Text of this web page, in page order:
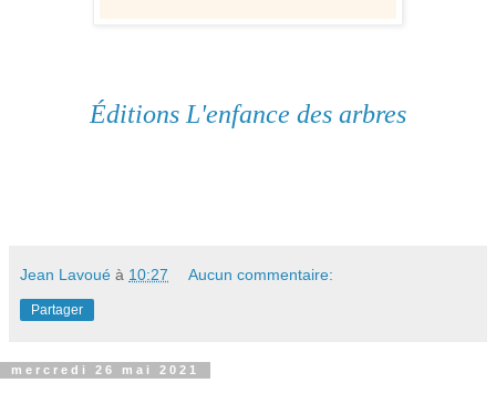
Éditions L'enfance des arbres
Jean Lavoué à 10:27 Aucun commentaire:
Partager
mercredi 26 mai 2021